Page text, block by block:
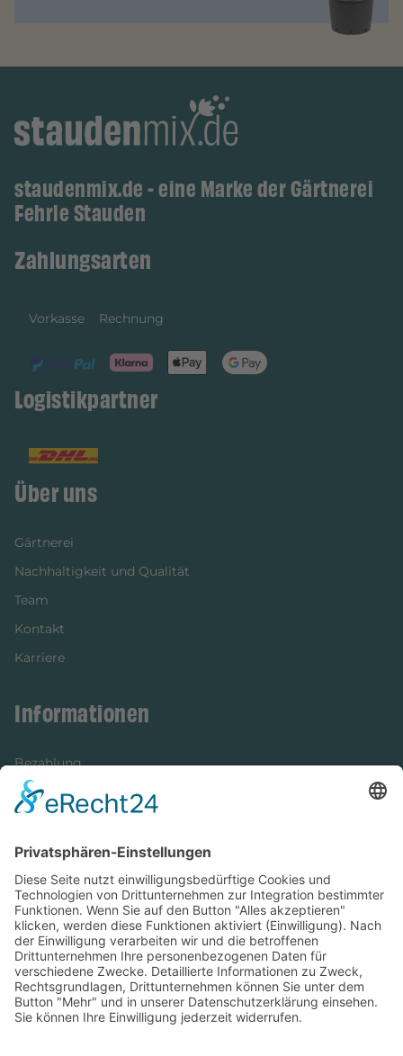
staudenmix.de - eine Marke der Gärtnerei
Fehrle Stauden
Zahlungsarten
Vorkasse Rechnung
Logistikpartner
Über uns
Gärtnerei
Nachhaltigkeit und Qualität
Team
Kontakt
Karriere
Informationen
Bezahlung
Newsletter
Versandinformationen
Verfügbarkeit/Verträglichkeit
Rechtliches
Widerrufsrecht und Widerrufsformular
Impressum
Datenschutzerklärung